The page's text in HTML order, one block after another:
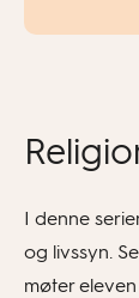
I denne
og livssyn.
møter